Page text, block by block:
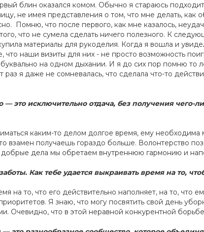
блин оказался комом. Обычно я стараюсь
не имея представления о том, что мне делать, как
Помню, что после первого, как мне казалось,
что не сумела сделать ничего полезного. К
материалы для рукоделия. Когда я вошла и
наши визиты для них - не просто возможность
буквально на одном дыхании. И я до сих пор помню
я даже не сомневалась, что сделала что-то
это исключительно отдача, без получения чего-
каким-то делом долгое время, ему необходима
взамен получаешь гораздо больше. Волонтерство
дела мы обретаем внутреннюю гармонию и
Как тебе удается выкраивать время на то,
на то, что его действительно наполняет, на то, что
Я знаю, что могу посвятить свой день
Очевидно, что в этой неравной конкурентной